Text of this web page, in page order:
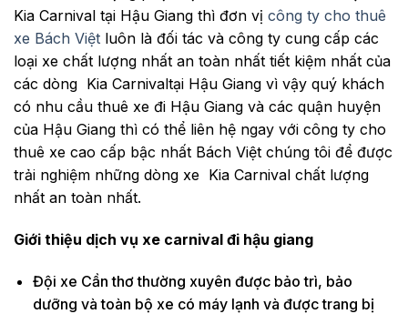
Kia Carnival tại Hậu Giang thì đơn vị công ty cho thuê
xe Bách Việt luôn là đối tác và công ty cung cấp các
loại xe chất lượng nhất an toàn nhất tiết kiệm nhất của
các dòng Kia Carnivaltại Hậu Giang vì vậy quý khách
có nhu cầu thuê xe đi Hậu Giang và các quận huyện
của Hậu Giang thì có thể liên hệ ngay với công ty cho
thuê xe cao cấp bậc nhất Bách Việt chúng tôi để được
trải nghiệm những dòng xe Kia Carnival chất lượng
nhất an toàn nhất.
Giới thiệu dịch vụ xe carnival đi hậu giang
Đội xe Cần thơ thường xuyên được bảo trì, bảo
dưỡng và toàn bộ xe có máy lạnh và được trang bị